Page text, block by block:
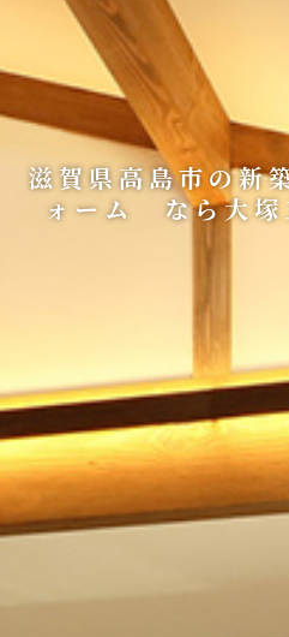
滋賀県高島市の新
ォーム なら大塚